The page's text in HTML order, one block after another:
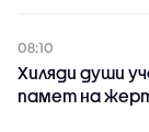
08:10
Хиляди души
памет на